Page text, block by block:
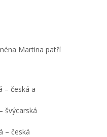
Martina patří
– česká a
švýcarská
– česká